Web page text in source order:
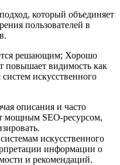
который объединяет
пользователей в
решающим; Хорошо
повышает видимость как
систем искусственного
описания и часто
мощным SEO-ресурсом,
искусственного
информации о
и рекомендаций.